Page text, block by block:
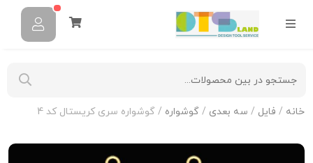
خانه / فایل / سه بعدی / گوشواره / گوشواره سری کریستال کد 4